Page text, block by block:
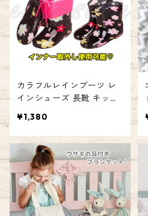
カラフルレインブーツ レ
インシューズ 長靴 キッズ
ラワー 雨具 子供 女の子 男
の子 エミリースタイル em
ilystyle
¥1,380